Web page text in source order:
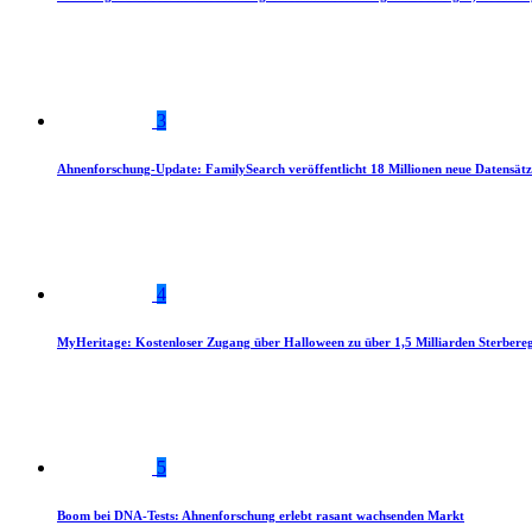
3
Ahnenforschung-Update: FamilySearch veröffentlicht 18 Millionen neue
4
MyHeritage: Kostenloser Zugang über Halloween zu über 1,5 Milliarden
5
Boom bei DNA-Tests: Ahnenforschung erlebt rasant wachsenden Markt